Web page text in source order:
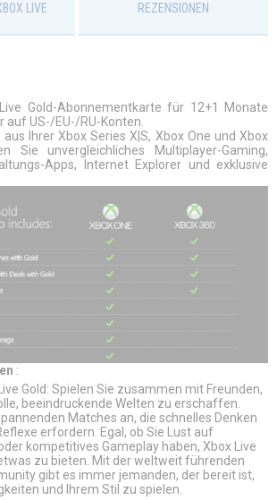
LIVE REZENSIONEN
Gold-Abonnementkarte für 12+1 Monate
auf US-/EU-/RU-Konten.
Ihrer Xbox Series X|S, Xbox One und Xbox
Sie unvergleichliches Multiplayer-Gaming,
Apps, Internet Explorer und exklusive
:
Gold: Spielen Sie zusammen mit Freunden,
beeindruckende Welten zu erschaffen.
Matches an, die schnelles Denken
erfordern. Egal, ob Sie Lust auf
kompetitives Gameplay haben, Xbox Live
zu bieten. Mit der weltweit führenden
gibt es immer jemanden, der bereit ist,
und Ihrem Stil zu spielen.